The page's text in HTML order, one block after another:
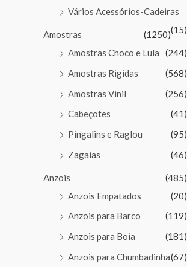
Vários Acessórios-Cadeiras
(15)
Amostras
(1250)
Amostras Choco e Lula
(244)
Amostras Rigidas
(568)
Amostras Vinil
(256)
Cabeçotes
(41)
Pingalins e Raglou
(95)
Zagaias
(46)
Anzois
(485)
Anzois Empatados
(20)
Anzois para Barco
(119)
Anzois para Boia
(181)
Anzois para Chumbadinha(67)